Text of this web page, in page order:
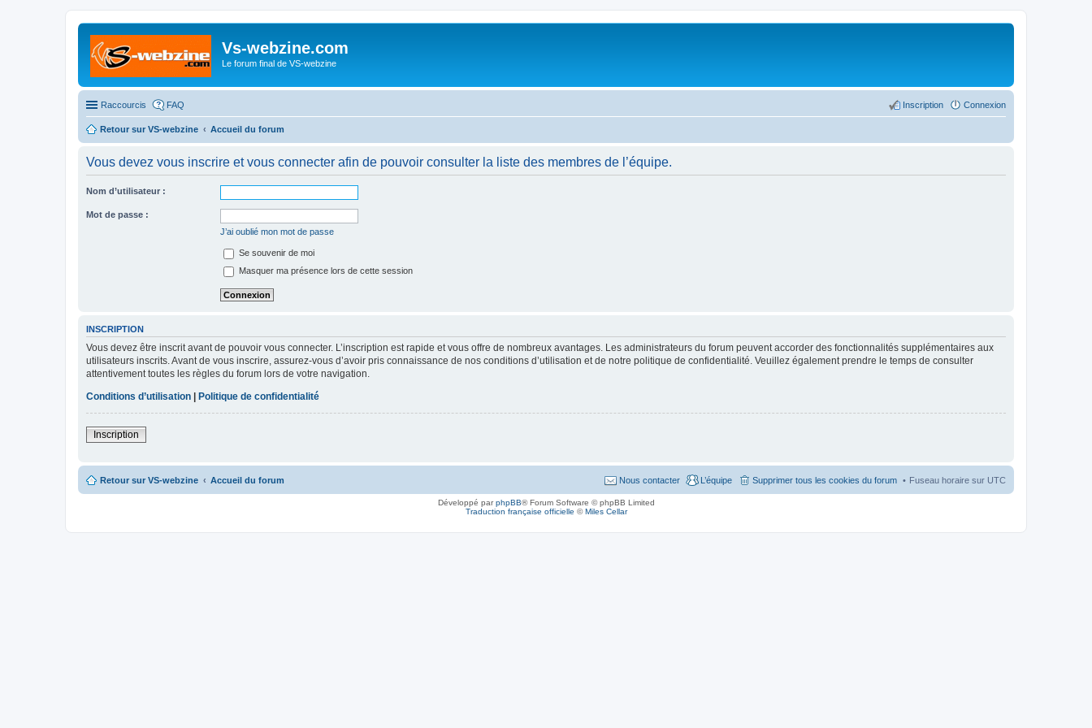
Vs-webzine.com
Le forum final de VS-webzine
Raccourcis FAQ Connexion
Inscription
Retour sur VS-webzine Accueil du forum
Vous devez vous inscrire et vous connecter afin de pouvoir consulter la liste des membres de l’équipe.
Nom d’utilisateur :
Mot de passe :
J’ai oublié mon mot de passe
Se souvenir de moi
Masquer ma présence lors de cette session
INSCRIPTION
Vous devez être inscrit avant de pouvoir vous connecter. L’inscription est rapide et vous offre de nombreux avantages. Les administrateurs du forum peuvent accorder des fonctionnalités supplémentaires aux
utilisateurs inscrits. Avant de vous inscrire, assurez-vous d’avoir pris connaissance de nos conditions d’utilisation et de notre politique de confidentialité. Veuillez également prendre le temps de consulter
attentivement toutes les règles du forum lors de votre navigation.
Conditions d’utilisation
Politique de confidentialité
Inscription
Retour sur VS-webzine Accueil du forum Fuseau horaire sur UTC
Supprimer tous les cookies du forum
L’équipe
Nous contacter
Développé parphpBB® Forum Software © phpBB Limited
Traduction française officielle ©Miles Cellar